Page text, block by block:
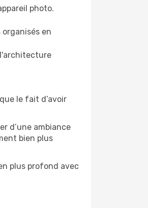
photo.
en
le fait d’avoir
d’une ambiance
bien plus
plus profond avec